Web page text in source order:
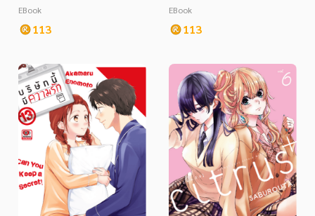
EBook
113
EBook
113